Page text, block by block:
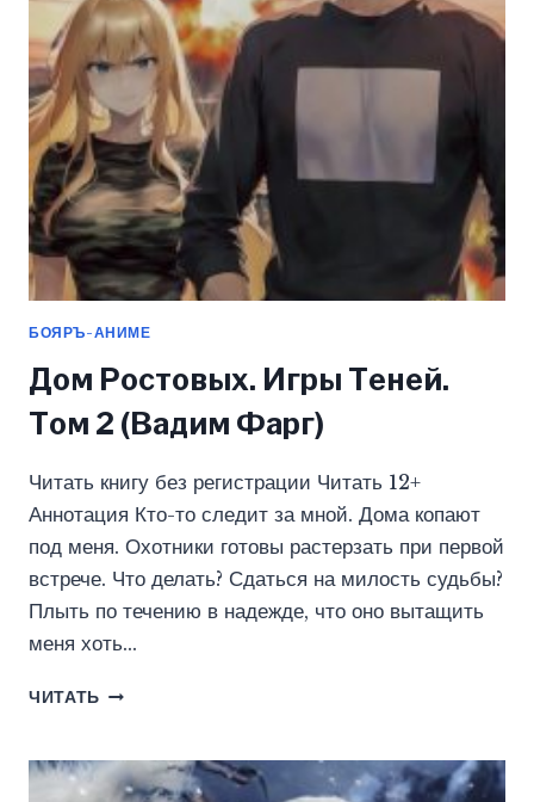
18+
(ВАДИМ
ФАРГ)
БОЯРЪ-АНИМЕ
Дом Ростовых. Игры Теней.
Том 2 (Вадим Фарг)
Читать книгу без регистрации Читать 12+
Аннотация Кто-то следит за мной. Дома копают
под меня. Охотники готовы растерзать при первой
встрече. Что делать? Сдаться на милость судьбы?
Плыть по течению в надежде, что оно вытащить
меня хоть…
ЧИТАТЬ ДОМ
ТЕНЕЙ.
ТОМ